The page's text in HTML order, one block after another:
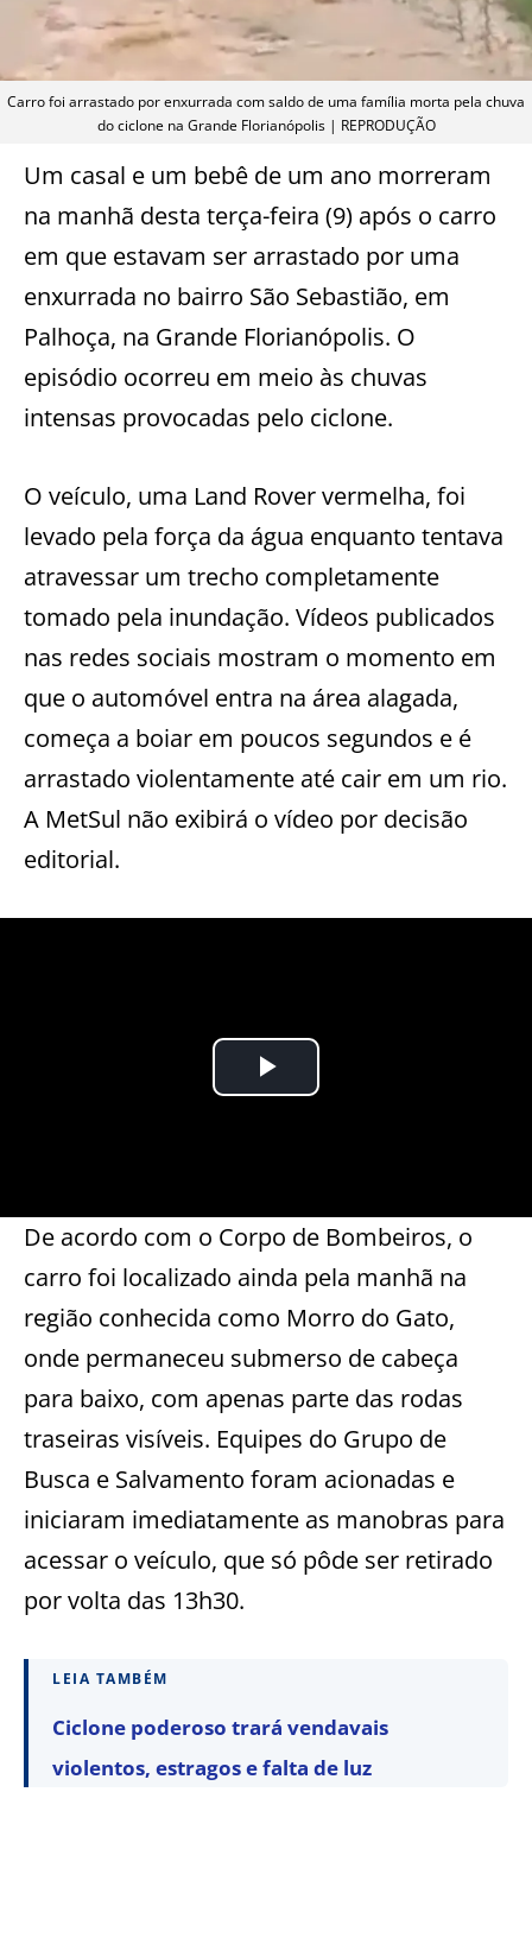
Carro foi arrastado por enxurrada com saldo de uma família morta pela chuva
do ciclone na Grande Florianópolis | REPRODUÇÃO
Um casal e um bebê de um ano morreram
na manhã desta terça-feira (9) após o carro
em que estavam ser arrastado por uma
enxurrada no bairro São Sebastião, em
Palhoça, na Grande Florianópolis. O
episódio ocorreu em meio às chuvas
intensas provocadas pelo ciclone.
O veículo, uma Land Rover vermelha, foi
levado pela força da água enquanto tentava
atravessar um trecho completamente
tomado pela inundação. Vídeos publicados
nas redes sociais mostram o momento em
que o automóvel entra na área alagada,
começa a boiar em poucos segundos e é
arrastado violentamente até cair em um rio.
A MetSul não exibirá o vídeo por decisão
editorial.
De acordo com o Corpo de Bombeiros, o
carro foi localizado ainda pela manhã na
região conhecida como Morro do Gato,
onde permaneceu submerso de cabeça
para baixo, com apenas parte das rodas
traseiras visíveis. Equipes do Grupo de
Busca e Salvamento foram acionadas e
iniciaram imediatamente as manobras para
acessar o veículo, que só pôde ser retirado
por volta das 13h30.
LEIA TAMBÉM
Ciclone poderoso trará vendavais
violentos, estragos e falta de luz